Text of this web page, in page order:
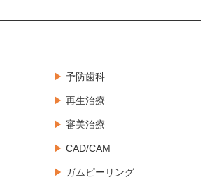
予防歯科
再生治療
審美治療
CAD/CAM
ガムピーリング